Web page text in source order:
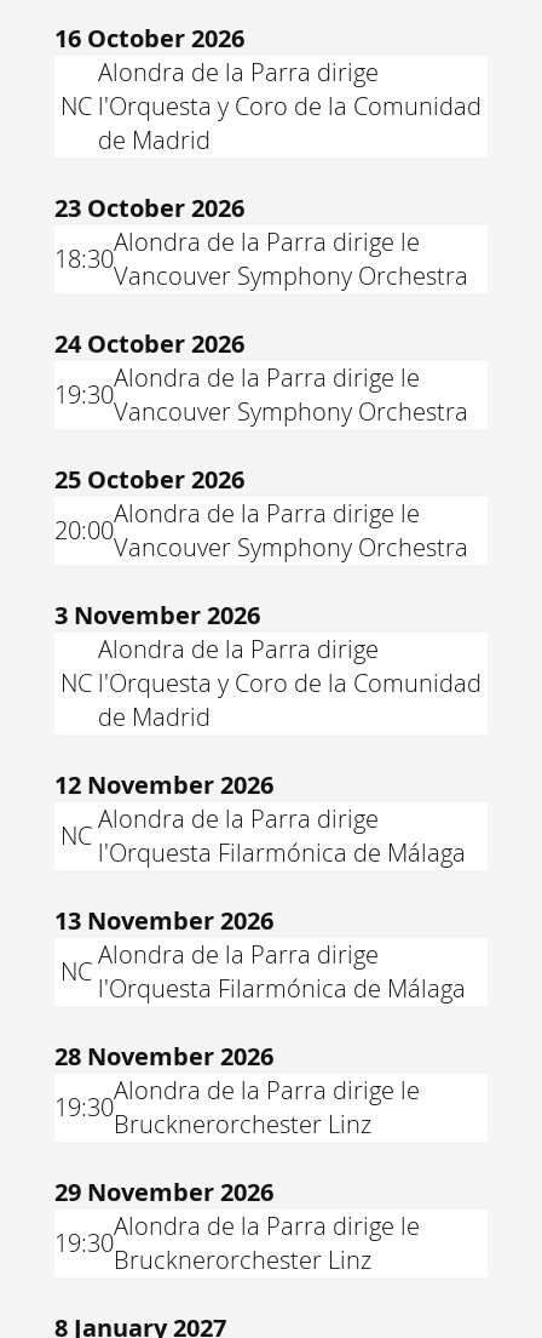
16 October 2026
NC
Alondra de la Parra dirige
l'Orquesta y Coro de la Comunidad
de Madrid
23 October 2026
18:30
Alondra de la Parra dirige le
Vancouver Symphony Orchestra
24 October 2026
19:30
Alondra de la Parra dirige le
Vancouver Symphony Orchestra
25 October 2026
20:00
Alondra de la Parra dirige le
Vancouver Symphony Orchestra
3 November 2026
NC
Alondra de la Parra dirige
l'Orquesta y Coro de la Comunidad
de Madrid
12 November 2026
NC
Alondra de la Parra dirige
l'Orquesta Filarmónica de Málaga
13 November 2026
NC
Alondra de la Parra dirige
l'Orquesta Filarmónica de Málaga
28 November 2026
19:30
Alondra de la Parra dirige le
Brucknerorchester Linz
29 November 2026
19:30
Alondra de la Parra dirige le
Brucknerorchester Linz
8 January 2027